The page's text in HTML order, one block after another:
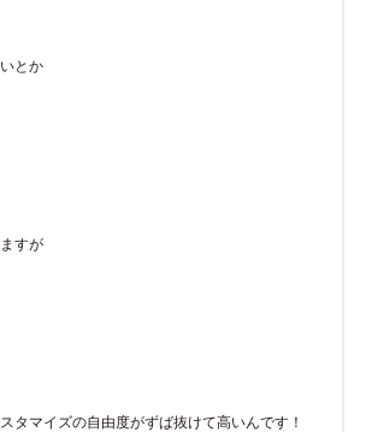
とか
すが
タマイズの自由度がずば抜けて高いんです！